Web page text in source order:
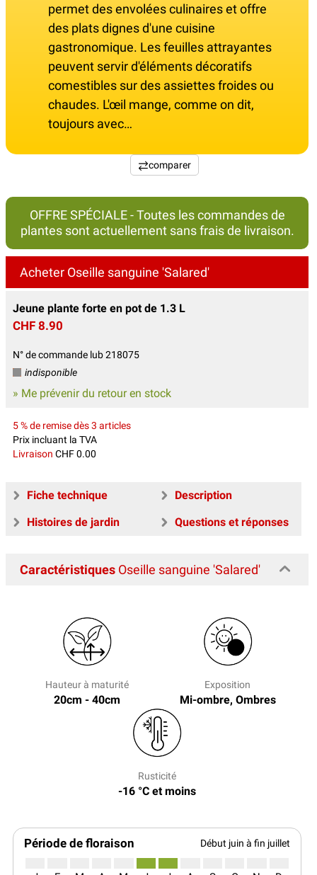
permet des envolées culinaires et offre
des plats dignes d'une cuisine
gastronomique. Les feuilles attrayantes
peuvent servir d'éléments décoratifs
comestibles sur des assiettes froides ou
chaudes. L'œil mange, comme on dit,
toujours avec…
comparer
OFFRE SPÉCIALE - Toutes les commandes de
plantes sont actuellement sans frais de livraison.
Acheter Oseille sanguine 'Salared'
Jeune plante forte en pot de 1.3 L
CHF 8.90
N° de commande lub 218075
indisponible
» Me prévenir du retour en stock
5 % de remise dès 3 articles
Prix incluant la TVA
Livraison CHF 0.00
Fiche technique
Description
Histoires de jardin
Questions et réponses
Caractéristiques Oseille sanguine 'Salared'
Hauteur à maturité
20cm - 40cm
Exposition
Mi-ombre, Ombres
Rusticité
-16 °C et moins
Période de floraison Début juin à fin juillet